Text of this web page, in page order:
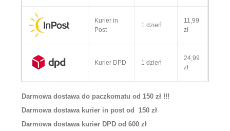
Kurier in
Post
1 dzień
11,99
zł
Kurier DPD 1 dzień
24,99
zł
Darmowa dostawa do paczkomatu od 150 zł !!!
Darmowa dostawa kurier in post od 150 zł
Darmowa dostawa kurier DPD od 600 zł